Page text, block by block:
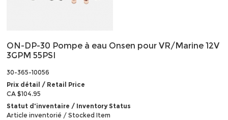
ON-DP-30 Pompe à eau Onsen pour VR/Marine 12V
3GPM 55PSI
30-365-10056
Prix détail / Retail Price
CA $104.95
Statut d'inventaire / Inventory Status
Article inventorié / Stocked Item